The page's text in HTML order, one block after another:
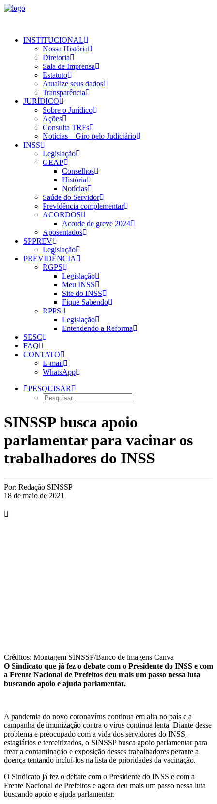
INSTITUCIONAL
Nossa História
Diretoria
Sala de Imprensa
Estatuto
Atualize seus dados
Transparência
JURÍDICO
Sobre o Jurídico
Ações
Consulta TRFs
Notícias – Giro pelo Judiciário
INSS
Legislação
GEAP
Conselhos
História
Notícias
Saúde do Servidor
Previdência complementar
ACORDOS
Acorde de greve 2024
Aposentados
SPPREV
Legislação
PREVIDÊNCIA
RGPS
Legislação
Meu INSS
Site do INSS
Fique Sabendo
RPPS
Legislação
Entendendo a Reforma
SESC
FAQ
CONTATO
E-mail
WhatsApp
PESQUISAR
SINSSP busca apoio
parlamentar para vacinar os
trabalhadores do INSS
Por: Redação SINSSP
18 de maio de 2021
Créditos: Montagem SINSSP/Banco de imagens Canva
O Sindicato que já fez o debate com o Presidente do INSS e com
a Frente Nacional de Prefeitos deu mais um passo nessa luta
buscando apoio e ajuda parlamentar.
A pandemia do novo coronavírus continua em alta no país e a
campanha de imunização contra o vírus continua lenta. Diante desse
problema e preocupado com a vida dos servidores do INSS,
estagiários e terceirizados, o SINSSP busca apoio parlamentar para
frear a contaminação e exposição desses trabalhadores perante a
doença tentando incluí-los na lista de prioridades da vacinação.
O Sindicato já fez o debate com o Presidente do INSS e com a
Frente Nacional de Prefeitos e agora deu mais um passo nessa luta
buscando apoio e ajuda parlamentar.